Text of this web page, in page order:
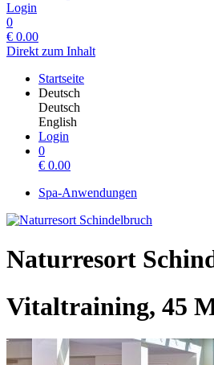
Login
0
€ 0.00
Direkt zum Inhalt
Startseite
Deutsch
Deutsch
English
Login
0
€ 0.00
Spa-Anwendungen
Naturresort
Vitaltraining, 45